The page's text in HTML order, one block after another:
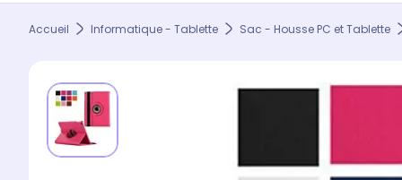
Accueil Informatique - Tablette Sac - Housse PC et Tablette